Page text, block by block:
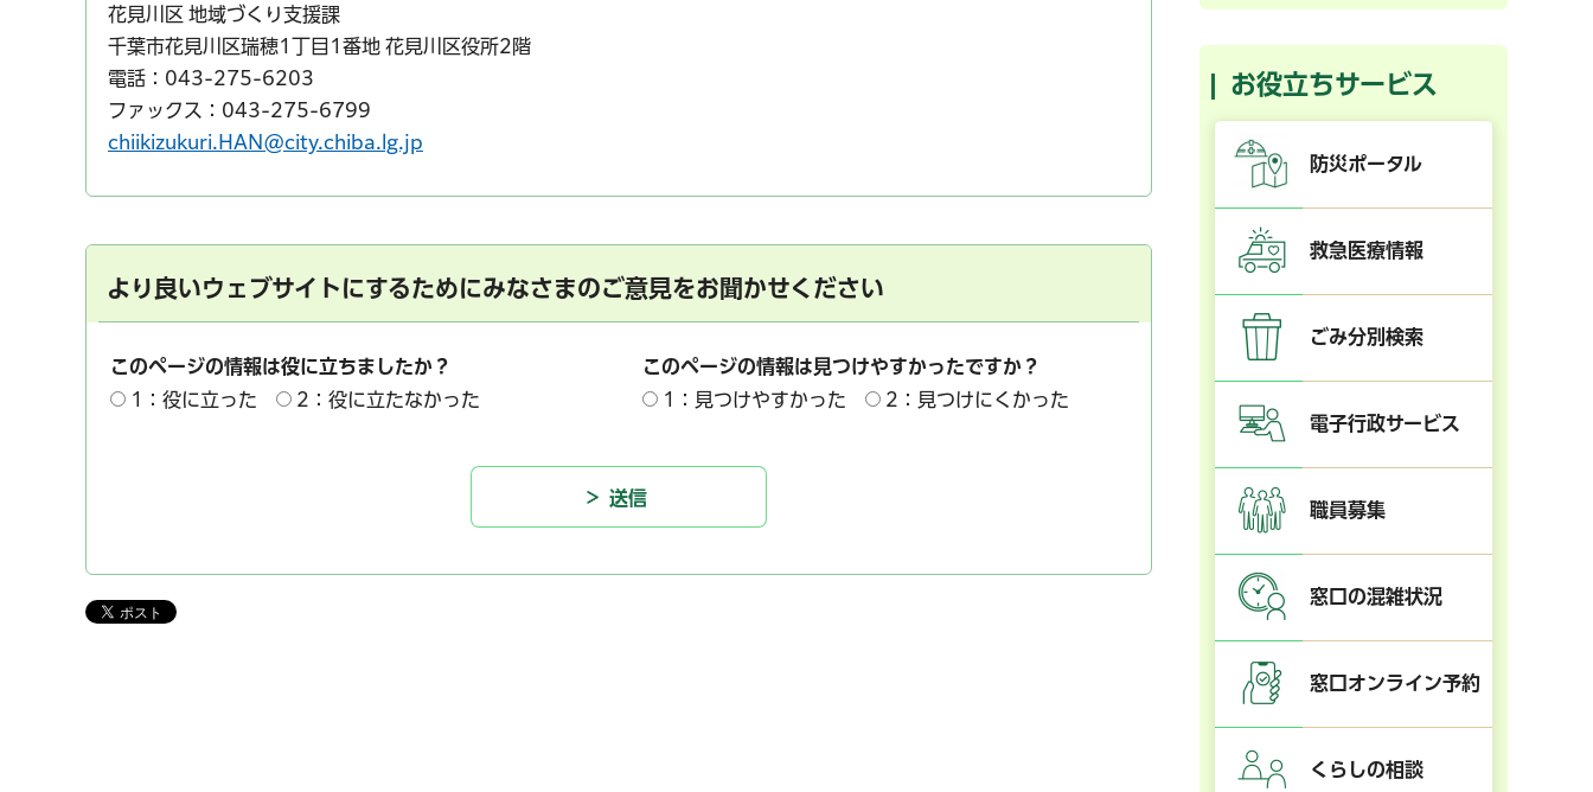
花見川区 地域づくり支援課
千葉市花見川区瑞穂1丁目1番地 花見川区役所2階
電話：043-275-6203
ファックス：043-275-6799
chiikizukuri.HAN@city.chiba.lg.jp
より良いウェブサイトにするためにみなさまのご意見をお聞かせください
このページの情報は役に立ちましたか？
1：役に立った
2：役に立たなかった
このページの情報は見つけやすかったですか？
1：見つけやすかった
2：見つけにくかった
お役立ちサービス
防災ポータル
救急医療情報
ごみ分別検索
電子行政サービス
職員募集
窓口の混雑状況
窓口オンライン予約
くらしの相談